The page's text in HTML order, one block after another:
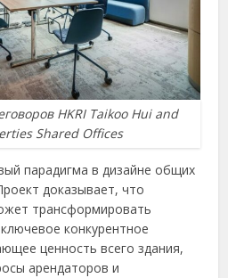
HKRI Taikoo Hui and
Shared Offices
парадигма в дизайне общих
доказывает, что
трансформировать
конкурентное
ценность всего здания,
арендаторов и